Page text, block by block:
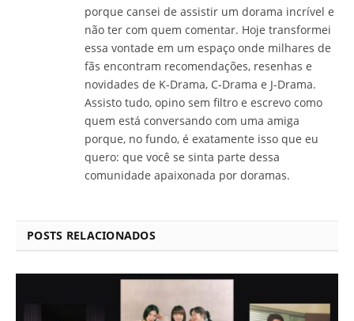
porque cansei de assistir um dorama incrível e
não ter com quem comentar. Hoje transformei
essa vontade em um espaço onde milhares de
fãs encontram recomendações, resenhas e
novidades de K-Drama, C-Drama e J-Drama.
Assisto tudo, opino sem filtro e escrevo como
quem está conversando com uma amiga
porque, no fundo, é exatamente isso que eu
quero: que você se sinta parte dessa
comunidade apaixonada por doramas.
POSTS RELACIONADOS